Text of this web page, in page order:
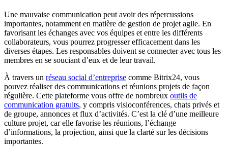
Une mauvaise communication peut avoir des répercussions
importantes, notamment en matière de gestion de projet agile. En
favorisant les échanges avec vos équipes et entre les différents
collaborateurs, vous pourrez progresser efficacement dans les
diverses étapes. Les responsables doivent se connecter avec tous les
membres en se souciant d’eux et de leur travail.
À travers un réseau social d’entreprise comme Bitrix24, vous
pouvez réaliser des communications et réunions projets de façon
régulière. Cette plateforme vous offre de nombreux outils de
communication gratuits, y compris visioconférences, chats privés et
de groupe, annonces et flux d’activités. C’est la clé d’une meilleure
culture projet, car elle favorise les réunions, l’échange
d’informations, la projection, ainsi que la clarté sur les décisions
importantes.